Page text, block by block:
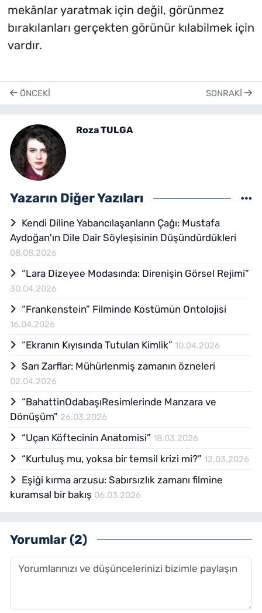
mekânlar yaratmak için değil, görünmez
bırakılanları gerçekten görünür kılabilmek için
vardır.
ÖNCEKI SONRAKI
Roza TULGA
Yazarın Diğer Yazıları
Kendi Diline Yabancılaşanların Çağı: Mustafa
Aydoğan'ın Dile Dair Söyleşisinin Düşündürdükleri
08.08.2026
“Lara Dizeyee Modasında: Direnişin Görsel Rejimi”
30.04.2026
“Frankenstein” Filminde Kostümün Ontolojisi
16.04.2026
“Ekranın Kıyısında Tutulan Kimlik” 10.04.2026
Sarı Zarflar: Mühürlenmiş zamanın özneleri
02.04.2026
“BahattinOdabaşıResimlerinde Manzara ve
Dönüşüm” 26.03.2026
“Uçan Köftecinin Anatomisi” 18.03.2026
“Kurtuluş mu, yoksa bir temsil krizi mi?” 12.03.2026
Eşiği kırma arzusu: Sabırsızlık zamanı filmine
kuramsal bir bakış 06.03.2026
Yorumlar (2)